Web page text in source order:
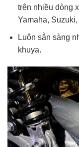
trên nhiều dòng
Yamaha,
Luôn sẵn sàng
khuya.